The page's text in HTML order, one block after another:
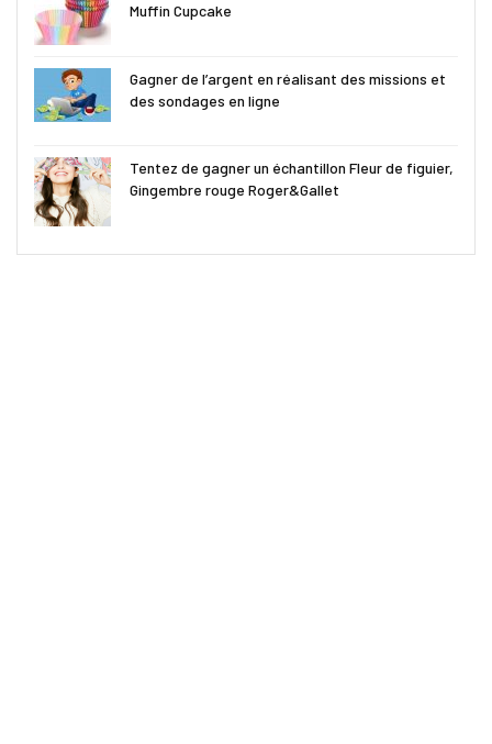
Muffin Cupcake
Gagner de l’argent en réalisant des missions et
des sondages en ligne
Tentez de gagner un échantillon Fleur de figuier,
Gingembre rouge Roger&Gallet